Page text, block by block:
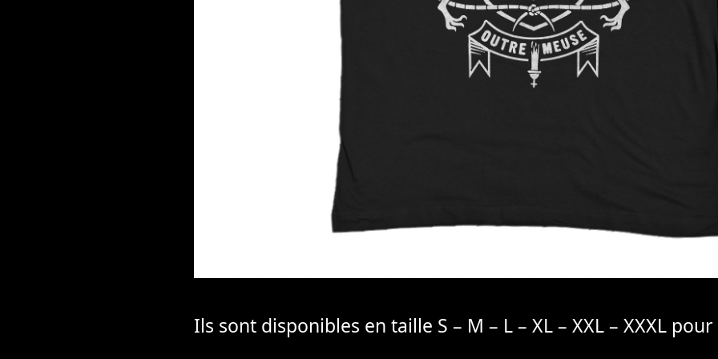
Ils sont disponibles en taille S – M – L – XL – XXL – XXXL